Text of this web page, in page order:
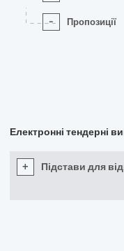
- Пропозиції
Електронні тендерні
+ Підстави для